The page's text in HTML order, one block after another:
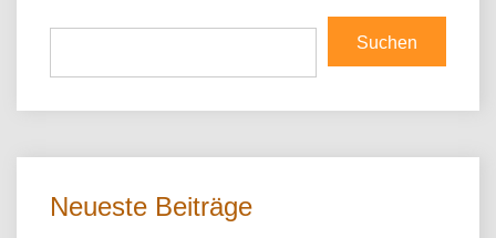
Suchen
Neueste Beiträge